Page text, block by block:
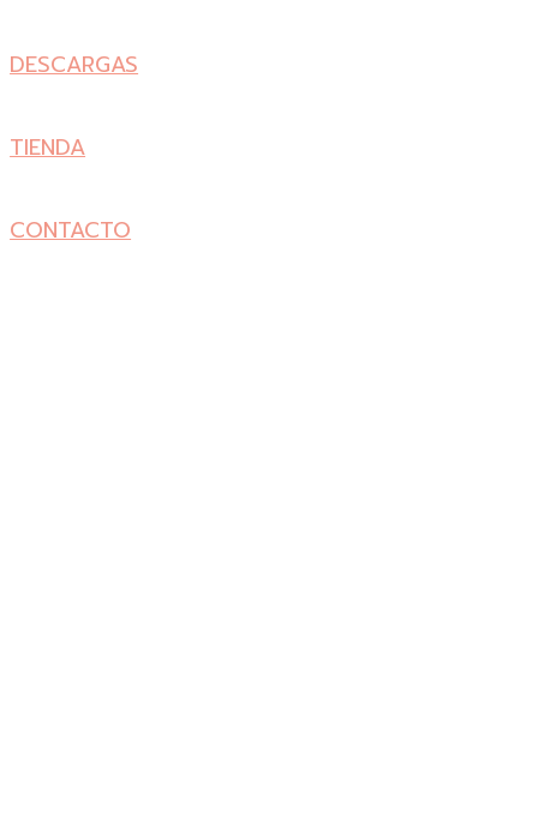
DESCARGAS
TIENDA
CONTACTO